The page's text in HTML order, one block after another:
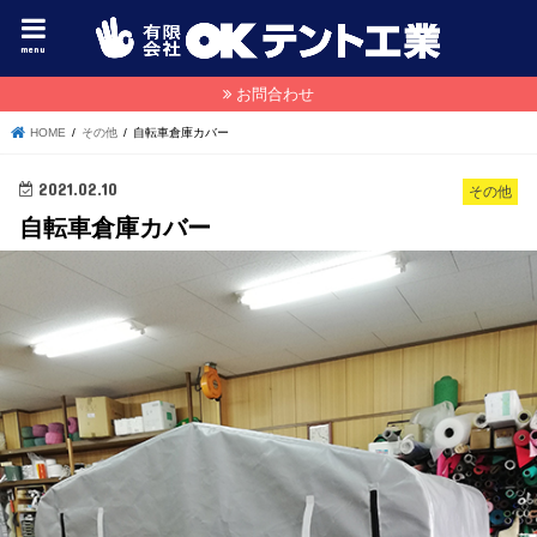
menu
お問合わせ
HOME その他 自転車倉庫カバー
その他
2021.02.10
自転車倉庫カバー